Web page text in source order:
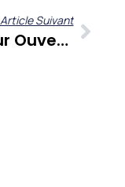
Article Suivant
A Cœur Ouvert : Charles Damazie Edmond, Du Monde Des Chiffres À L’engagement Théâtral